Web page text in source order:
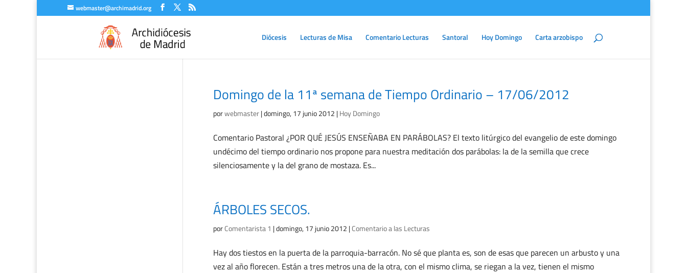
webmaster@archimadrid.org
Diócesis Lecturas de Misa Comentario Lecturas Santoral Hoy Domingo Carta arzobispo
Domingo de la 11ª semana de Tiempo Ordinario – 17/06/2012
porwebmaster|domingo, 17 junio 2012 |Hoy Domingo
Comentario Pastoral ¿POR QUÉ JESÚS ENSEÑABA EN PARÁBOLAS? El texto litúrgico del evangelio de este domingo
undécimo del tiempo ordinario nos propone para nuestra meditación dos parábolas: la de la semilla que crece
silenciosamente y la del grano de mostaza. Es...
ÁRBOLES SECOS.
porComentarista 1 |domingo, 17 junio 2012 |Comentario a las Lecturas
Hay dos tiestos en la puerta de la parroquia-barracón. No sé que planta es, son de esas que parecen un arbusto y una
vez al año florecen. Están a tres metros una de la otra, con el mismo clima, se riegan a la vez, tienen el mismo